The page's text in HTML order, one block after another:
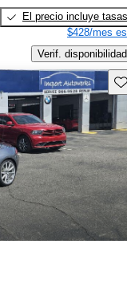
El precio incluye tasas
$428/mes
Verif. disponibilidad